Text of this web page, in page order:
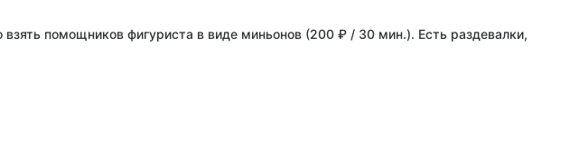
помощников фигуриста в виде миньонов (200 ₽ / 30 мин.). Есть раздевалки,